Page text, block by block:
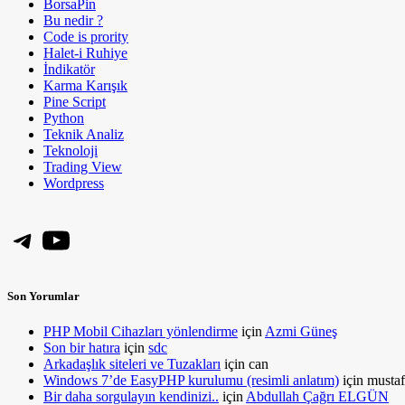
BorsaPin
Bu nedir ?
Code is prority
Halet-i Ruhiye
İndikatör
Karma Karışık
Pine Script
Python
Teknik Analiz
Teknoloji
Trading View
Wordpress
Telegram
YouTube
Son Yorumlar
PHP Mobil Cihazları yönlendirme için Azmi Güneş
Son bir hatıra için sdc
Arkadaşlık siteleri ve Tuzakları için can
Windows 7’de EasyPHP kurulumu (resimli anlatım) için
Bir daha sorgulayın kendinizi.. için Abdullah Çağrı ELGÜN